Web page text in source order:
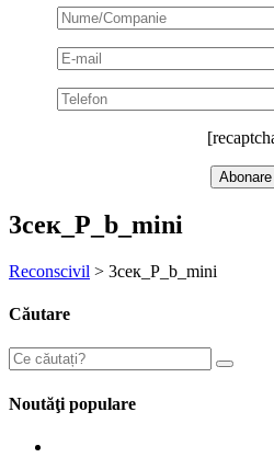
3сек_P_b_mini
Reconscivil > 3сек_P_b_mini
Căutare
Noutăţi populare